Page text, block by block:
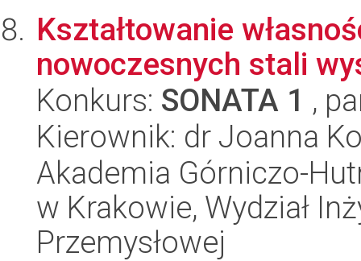
Kształtowanie
nowoczesnych stali
Konkurs: SONATA 1 ,
Kierownik: dr Joanna
Akademia Górniczo-
w Krakowie, Wydział
Przemysłowej